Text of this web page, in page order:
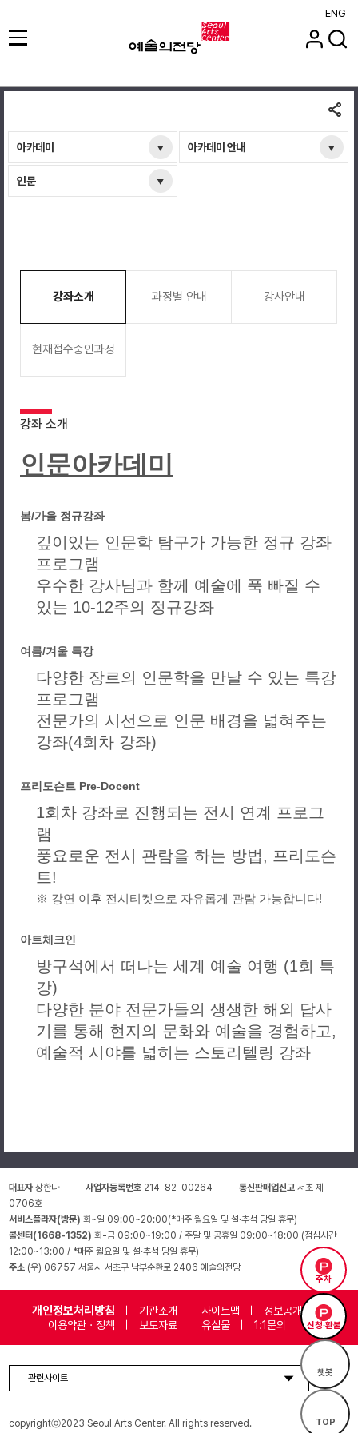
ENG
아카데미 아카데미 안내
인문
강좌소개 과정별 안내 강사안내
현재접수중인과정
강좌 소개
인문아카데미
봄/가을 정규강좌
깊이있는 인문학 탐구가 가능한 정규 강좌
프로그램
우수한 강사님과 함께 예술에 푹 빠질 수
있는 10-12주의 정규강좌
여름/겨울 특강
다양한 장르의 인문학을 만날 수 있는 특강
프로그램
전문가의 시선으로 인문 배경을 넓혀주는
강좌(4회차 강좌)
프리도슨트 Pre-Docent
1회차 강좌로 진행되는 전시 연계 프로그
램
풍요로운 전시 관람을 하는 방법, 프리도슨
트!
※ 강연 이후 전시티켓으로 자유롭게 관람 가능합니다!
아트체크인
방구석에서 떠나는 세계 예술 여행 (1회 특
강)
다양한 분야 전문가들의 생생한 해외 답사
기를 통해 현지의 문화와 예술을 경험하고,
예술적 시야를 넓히는 스토리텔링 강좌
주차
신청·환불
챗봇
TOP
대표자장한나 사업자등록번호 214-82-00264 통신판매업신고서초 제
0706호
서비스플라자(방문)화~일 09:00~20:00(*매주 월요일 및 설·추석 당일 휴무)
콜센터(1668-1352)화-금 09:00~19:00 / 주말 및 공휴일 09:00~18:00 (점심시간
12:00~13:00 / *매주 월요일 및 설·추석 당일 휴무)
주소 (우) 06757 서울시 서초구 남부순환로 2406 예술의전당
개인정보처리방침 기관소개 사이트맵
정보공개
이용약관 · 정책
보도자료 유실물 1:1문의
copyrightⓒ2023 Seoul Arts Center. All rights reserved.
관련사이트